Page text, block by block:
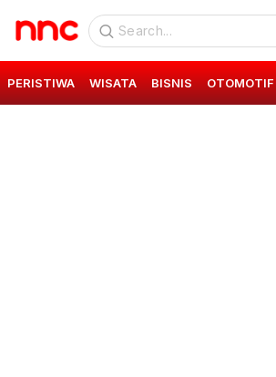
PERISTIWA WISATA BISNIS OTOMOTIF